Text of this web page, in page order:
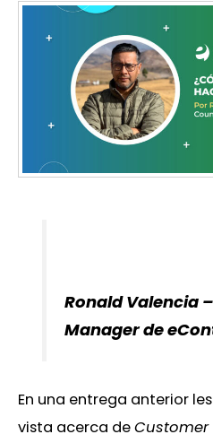
Ronald Valencia
Manager de
En una entrega anterior
vista acerca deCustomer